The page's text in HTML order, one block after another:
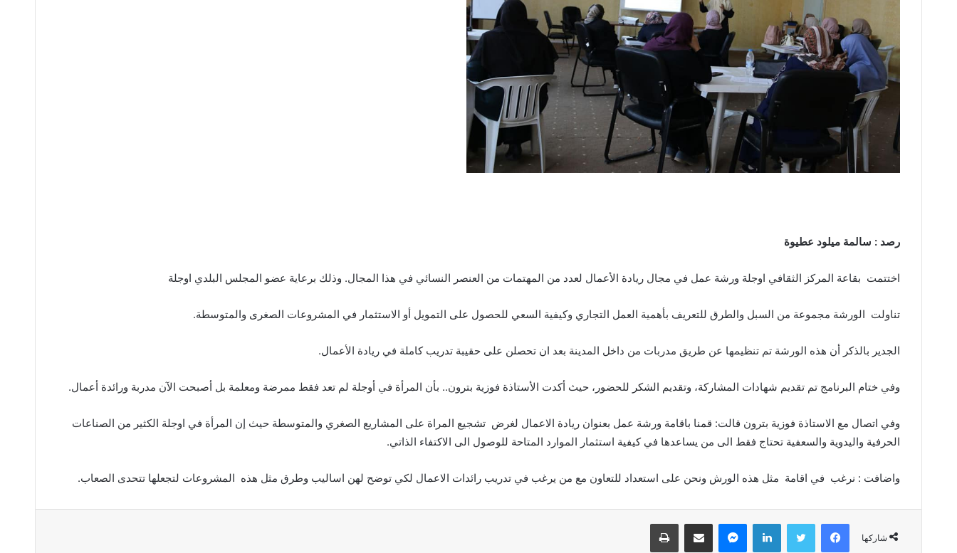
رصد : سالمة ميلود عطيوة
اختتمت بقاعة المركز الثقافي اوجلة ورشة عمل في مجال ريادة الأعمال لعدد من المهتمات من العنصر النسائي في هذا المجال. وذلك برعاية عضو المجلس البلدي اوجلة
تناولت الورشة مجموعة من السبل والطرق للتعريف بأهمية العمل التجاري وكيفية السعي للحصول على التمويل أو الاستثمار في المشروعات الصغرى والمتوسطة.
الجدير بالذكر أن هذه الورشة تم تنظيمها عن طريق مدربات من داخل المدينة بعد ان تحصلن على حقيبة تدريب كاملة في ريادة الأعمال.
وفي ختام البرنامج تم تقديم شهادات المشاركة، وتقديم الشكر للحضور، حيث أكدت الأستاذة فوزية بترون.. بأن المرأة في أوجلة لم تعد فقط ممرضة ومعلمة بل أصبحت الآن مدربة ورائدة أعمال.
وفي اتصال مع الاستاذة فوزية بترون قالت: قمنا باقامة ورشة عمل بعنوان ريادة الاعمال لغرض تشجيع المراة على المشاريع الصغري والمتوسطة حيث إن المرأة في اوجلة الكثير من الصناعات
الحرفية واليدوية والسعفية تحتاج فقط الى من يساعدها في كيفية استثمار الموارد المتاحة للوصول الى الاكتفاء الذاتي.
واضافت : نرغب في اقامة مثل هذه الورش ونحن على استعداد للتعاون مع من يرغب في تدريب رائدات الاعمال لكي توضح لهن اساليب وطرق مثل هذه المشروعات لتجعلها تتحدى الصعاب.
شاركها
فيسبوك تويتر لينكدإن ماسنجر مشاركة عبر البريد طباعة